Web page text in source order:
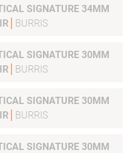
SIGNATURE 34MM
BURRIS
SIGNATURE 30MM
BURRIS
SIGNATURE 30MM
BURRIS
SIGNATURE 30MM